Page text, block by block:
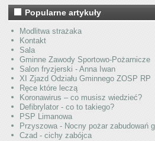
Popularne artykuły
Modlitwa strażaka
Kontakt
Sala
Gminne Zawody Sportowo-Pożarnicze
Salon fryzjerski - Anna Iwan
XI Zjazd Odziału Gminnego ZOSP RP
Ręce które leczą
Koronawirus – co musisz wiedzieć?
Defibrylator - co to takiego?
PSP Limanowa
Przyszowa - Nocny pożar zabudowań
Czad - cichy zabójca